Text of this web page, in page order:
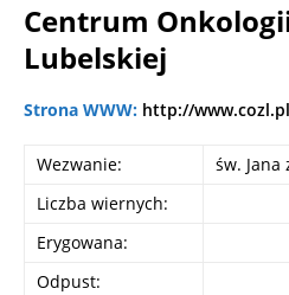
Centrum
Lubelskiej
Strona WWW: http://
Wezwanie:
św. Jana
Liczba wiernych:
Erygowana:
Odpust: